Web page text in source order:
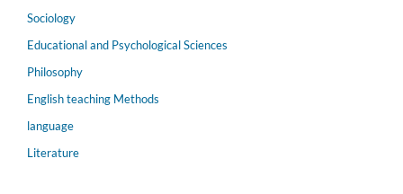
Sociology
Educational and Psychological Sciences
Philosophy
English teaching Methods
language
Literature